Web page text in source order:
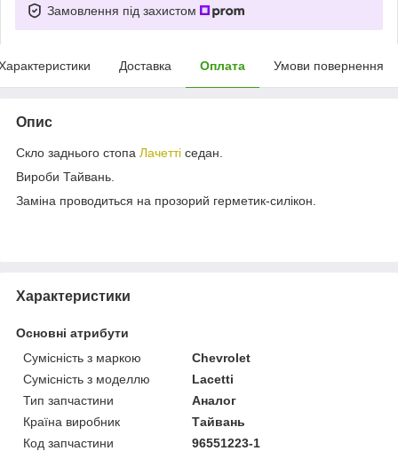
Замовлення під захистом
Доставка Оплата Умови повернення
Опис
Скло заднього стопа Лачетті седан.
Вироби Тайвань.
Заміна проводиться на прозорий герметик-силікон.
Характеристики
Основні атрибути
Сумісність з маркою
Chevrolet
Сумісність з моделлю
Lacetti
Тип запчастини
Аналог
Країна виробник
Тайвань
Код запчастини
96551223-1